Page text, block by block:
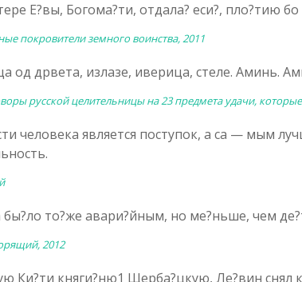
Е?вы, Богома?ти, отдала? еси?, пло?тию
покровители земного воинства, 2011
од дрвета, излазе, иверица, стеле. Аминь.
русской целительницы на 23 предмета удачи,
человека является поступок, а са — мым
то?же авари?йным, но ме?ньше, чем
2012
Ки?ти княги?ню1 Щерба?цкую, Ле?вин снял